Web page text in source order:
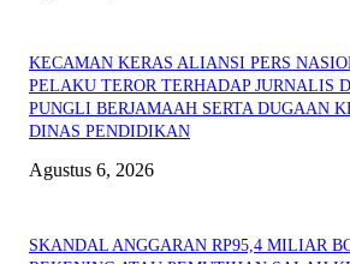
KECAMAN KERAS ALIANSI PERS
PELAKU TEROR TERHADAP JURNALIS
PUNGLI BERJAMAAH SERTA DUGAAN
DINAS PENDIDIKAN
Agustus 6, 2026
SKANDAL ANGGARAN RP95,4 MILIAR